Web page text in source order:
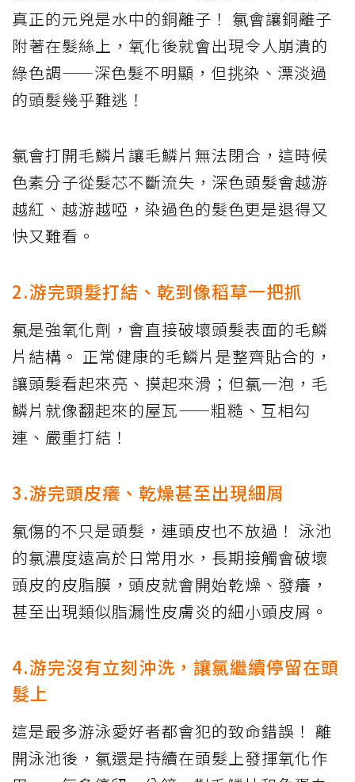
真正的元兇是水中的銅離子！ 氯會讓銅離子
附著在髮絲上，氧化後就會出現令人崩潰的
綠色調——深色髮不明顯，但挑染、漂淡過
的頭髮幾乎難逃！
氯會打開毛鱗片讓毛鱗片無法閉合，這時候
色素分子從髮芯不斷流失，深色頭髮會越游
越紅、越游越啞，染過色的髮色更是退得又
快又難看。
2.游完頭髮打結、乾到像稻草一把抓
氯是強氧化劑，會直接破壞頭髮表面的毛鱗
片結構。 正常健康的毛鱗片是整齊貼合的，
讓頭髮看起來亮、摸起來滑；但氯一泡，毛
鱗片就像翻起來的屋瓦——粗糙、互相勾
連、嚴重打結！
3.游完頭皮癢、乾燥甚至出現細屑
氯傷的不只是頭髮，連頭皮也不放過！ 泳池
的氯濃度遠高於日常用水，長期接觸會破壞
頭皮的皮脂膜，頭皮就會開始乾燥、發癢，
甚至出現類似脂漏性皮膚炎的細小頭皮屑。
4.游完沒有立刻沖洗，讓氯繼續停留在頭
髮上
這是最多游泳愛好者都會犯的致命錯誤！ 離
開泳池後，氯還是持續在頭髮上發揮氧化作